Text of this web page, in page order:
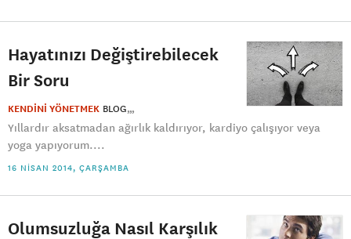
Hayatınızı Değiştirebilecek
Bir Soru
KENDİNİ YÖNETMEK BLOG
Yıllardır aksatmadan ağırlık kaldırıyor, kardiyo çalışıyor veya
yoga yapıyorum....
16 NISAN 2014, ÇARŞAMBA
Olumsuzluğa Nasıl Karşılık